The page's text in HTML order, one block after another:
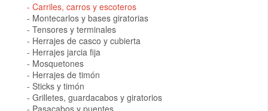
Carriles, carros y escoteros
Montecarlos y bases giratorias
Tensores y terminales
Herrajes de casco y cubierta
Herrajes jarcia fija
Mosquetones
Herrajes de timón
Sticks y timón
Grilletes, guardacabos y giratorios